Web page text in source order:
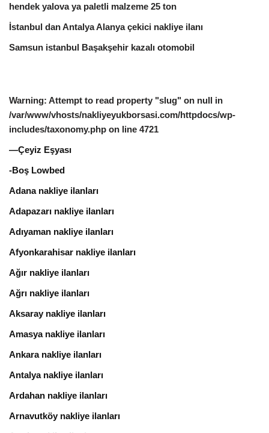
hendek yalova ya paletli malzeme 25 ton
İstanbul dan Antalya Alanya çekici nakliye ilanı
Samsun istanbul Başakşehir kazalı otomobil
Warning: Attempt to read property "slug" on null in
/var/www/vhosts/nakliyeyukborsasi.com/httpdocs/wp-
includes/taxonomy.php on line 4721
—Çeyiz Eşyası
-Boş Lowbed
Adana nakliye ilanları
Adapazarı nakliye ilanları
Adıyaman nakliye ilanları
Afyonkarahisar nakliye ilanları
Ağır nakliye ilanları
Ağrı nakliye ilanları
Aksaray nakliye ilanları
Amasya nakliye ilanları
Ankara nakliye ilanları
Antalya nakliye ilanları
Ardahan nakliye ilanları
Arnavutköy nakliye ilanları